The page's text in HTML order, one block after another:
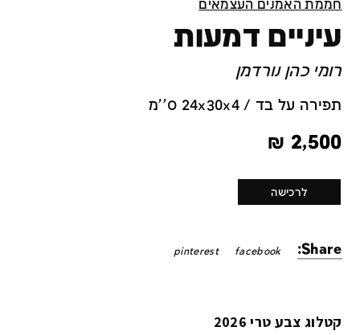
חממת האמנים העצמאים
עיניים דמעות
רומי כהן נורדמן
תפירה על בד / 24x30x4 ס''מ
2,500
₪
לרכישה
Share:
facebook
pinterest
קטלוג צבע טרי 2026